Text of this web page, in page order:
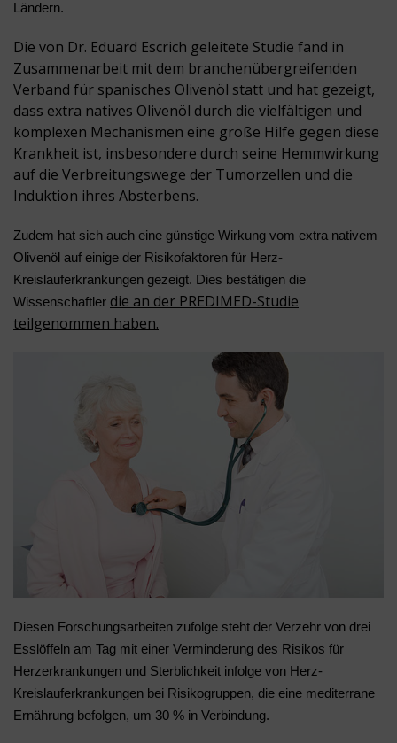
Ländern.
Die von Dr. Eduard Escrich geleitete Studie fand in
Zusammenarbeit mit dem branchenübergreifenden
Verband für spanisches Olivenöl statt und hat gezeigt,
dass extra natives Olivenöl durch die vielfältigen und
komplexen Mechanismen eine große Hilfe gegen diese
Krankheit ist, insbesondere durch seine Hemmwirkung
auf die Verbreitungswege der Tumorzellen und die
Induktion ihres Absterbens.
Zudem hat sich auch eine günstige Wirkung vom extra nativem
Olivenöl auf einige der Risikofaktoren für Herz-
Kreislauferkrankungen gezeigt. Dies bestätigen die
Wissenschaftler die an der PREDIMED-Studie
teilgenommen haben.
Diesen Forschungsarbeiten zufolge steht der Verzehr von drei
Esslöffeln am Tag mit einer Verminderung des Risikos für
Herzerkrankungen und Sterblichkeit infolge von Herz-
Kreislauferkrankungen bei Risikogruppen, die eine mediterrane
Ernährung befolgen, um 30 % in Verbindung.